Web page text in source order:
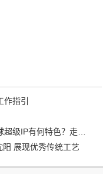
指引
全国首个跨省区城市足球超级IP有何特色？走进沈阳现场去看看
阳 展现优秀传统工艺